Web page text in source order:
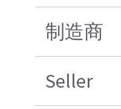
制造商
Seller